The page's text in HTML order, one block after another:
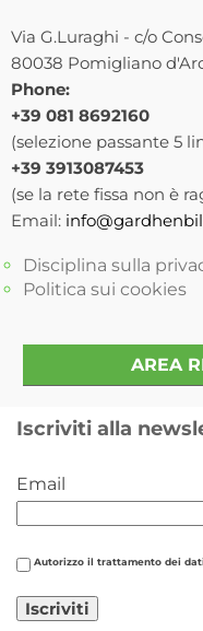
Via G.Luraghi - c/o
80038 Pomigliano
Phone:
+39 081 8692160
(selezione passante 5
+39 3913087453
(se la rete fissa non è
Email:
Disciplina sulla
Politica sui cookies
AREA
Iscriviti alla
Email
Autorizzo il trattamento dei